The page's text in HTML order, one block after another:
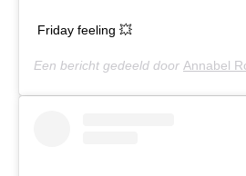
Friday feeling 💥
Een bericht gedeeld door Annabel